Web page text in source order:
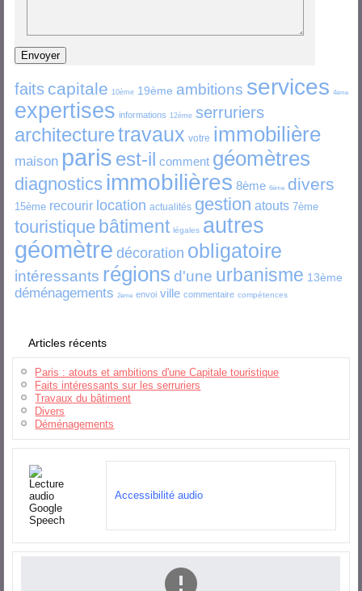
faits capitale 10ème 19ème ambitions services 4ème
expertises informations 12ème serruriers
architecturetravaux votre immobilière
maison paris est-il comment géomètres
diagnostics immobilières 8ème 6ème divers
15ème recourir location actualités gestion atouts 7ème
touristique bâtiment légales autres
géomètre décoration obligatoire
intéressants régions d'une urbanisme 13ème
déménagements 2ème envoi ville commentaire compétences
Articles récents
Paris : atouts et ambitions d'une Capitale touristique
Faits intéressants sur les serruriers
Travaux du bâtiment
Divers
Déménagements
Accessibilité audio